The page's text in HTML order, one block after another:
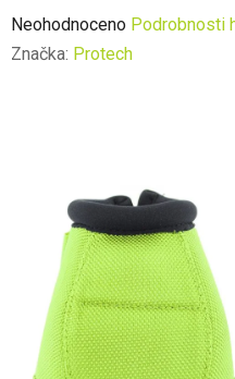
Průměrné
hodnocení
hvězdiček.
Neohodnoceno Podrobnosti
Značka: Protech